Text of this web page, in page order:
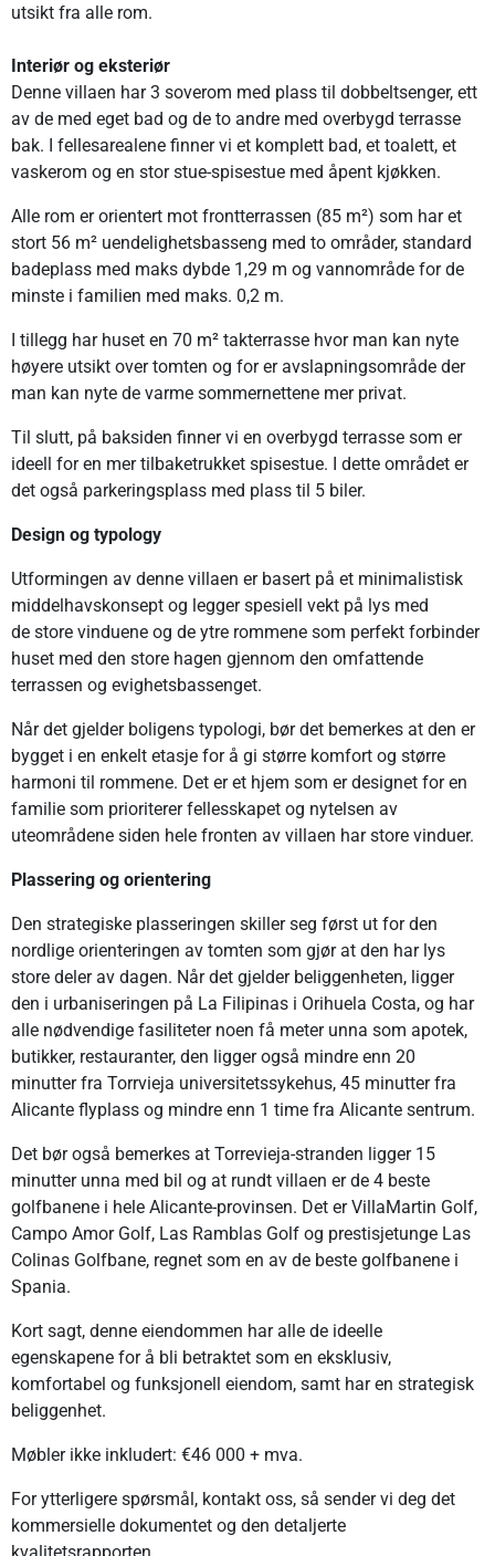
utsikt fra alle rom.
Interiør og eksteriør
Denne villaen har 3 soverom med plass til dobbeltsenger, ett
av de med eget bad og de to andre med overbygd terrasse
bak. I fellesarealene finner vi et komplett bad, et toalett, et
vaskerom og en stor stue-spisestue med åpent kjøkken.
Alle rom er orientert mot frontterrassen (85 m²) som har et
stort 56 m² uendelighetsbasseng med to områder, standard
badeplass med maks dybde 1,29 m og vannområde for de
minste i familien med maks. 0,2 m.
I tillegg har huset en 70 m² takterrasse hvor man kan nyte
høyere utsikt over tomten og for er avslapningsområde der
man kan nyte de varme sommernettene mer privat.
Til slutt, på baksiden finner vi en overbygd terrasse som er
ideell for en mer tilbaketrukket spisestue. I dette området er
det også parkeringsplass med plass til 5 biler.
Design og typology
Utformingen av denne villaen er basert på et minimalistisk
middelhavskonsept og legger spesiell vekt på lys med
de store vinduene og de ytre rommene som perfekt forbinder
huset med den store hagen gjennom den omfattende
terrassen og evighetsbassenget.
Når det gjelder boligens typologi, bør det bemerkes at den er
bygget i en enkelt etasje for å gi større komfort og større
harmoni til rommene. Det er et hjem som er designet for en
familie som prioriterer fellesskapet og nytelsen av
uteområdene siden hele fronten av villaen har store vinduer.
Plassering og orientering
Den strategiske plasseringen skiller seg først ut for den
nordlige orienteringen av tomten som gjør at den har lys
store deler av dagen. Når det gjelder beliggenheten, ligger
den i urbaniseringen på La Filipinas i Orihuela Costa, og har
alle nødvendige fasiliteter noen få meter unna som apotek,
butikker, restauranter, den ligger også mindre enn 20
minutter fra Torrvieja universitetssykehus, 45 minutter fra
Alicante flyplass og mindre enn 1 time fra Alicante sentrum.
Det bør også bemerkes at Torrevieja-stranden ligger 15
minutter unna med bil og at rundt villaen er de 4 beste
golfbanene i hele Alicante-provinsen. Det er VillaMartin Golf,
Campo Amor Golf, Las Ramblas Golf og prestisjetunge Las
Colinas Golfbane, regnet som en av de beste golfbanene i
Spania.
Kort sagt, denne eiendommen har alle de ideelle
egenskapene for å bli betraktet som en eksklusiv,
komfortabel og funksjonell eiendom, samt har en strategisk
beliggenhet.
Møbler ikke inkludert: €46 000 + mva.
For ytterligere spørsmål, kontakt oss, så sender vi deg det
kommersielle dokumentet og den detaljerte